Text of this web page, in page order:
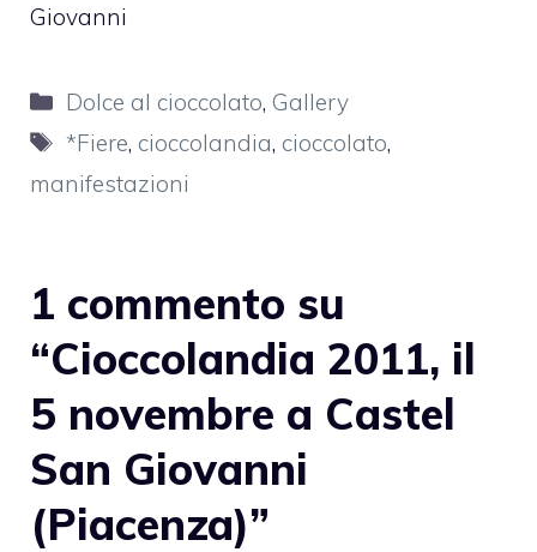
Giovanni
Categorie
Dolce al cioccolato, Gallery
Tag
*Fiere, cioccolandia, cioccolato,
manifestazioni
1 commento su
“Cioccolandia 2011, il
5 novembre a Castel
San Giovanni
(Piacenza)”